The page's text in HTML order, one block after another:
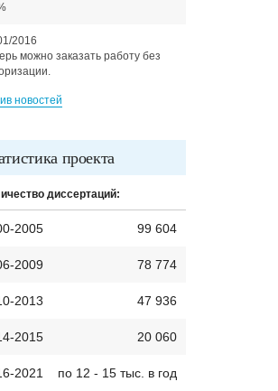
2016
можно заказать работу без
новостей
проекта
диссертаций:
2005 99 604
2009 78 774
2013 47 936
2015 20 060
2021 по 12 - 15 тыс. в год